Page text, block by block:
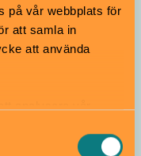
på vår webbplats för
att samla in
att använda
medier. Vi